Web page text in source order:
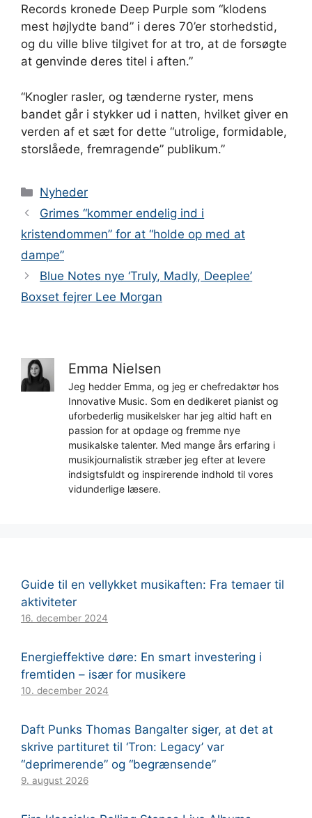
Records kronede Deep Purple som “klodens
mest højlydte band” i deres 70’er storhedstid,
og du ville blive tilgivet for at tro, at de forsøgte
at genvinde deres titel i aften.”
“Knogler rasler, og tænderne ryster, mens
bandet går i stykker ud i natten, hvilket giver en
verden af ​​et sæt for dette “utrolige, formidable,
storslåede, fremragende” publikum.”
Kategorier
Nyheder
Grimes “kommer endelig ind i
kristendommen” for at “holde op med at
dampe”
Blue Notes nye ‘Truly, Madly, Deeplee’
Boxset fejrer Lee Morgan
Emma Nielsen
Jeg hedder Emma, og jeg er chefredaktør hos
Innovative Music. Som en dedikeret pianist og
uforbederlig musikelsker har jeg altid haft en
passion for at opdage og fremme nye
musikalske talenter. Med mange års erfaring i
musikjournalistik stræber jeg efter at levere
indsigtsfuldt og inspirerende indhold til vores
vidunderlige læsere.
Guide til en vellykket musikaften: Fra temaer til
aktiviteter
16. december 2024
Energieffektive døre: En smart investering i
fremtiden – især for musikere
10. december 2024
Daft Punks Thomas Bangalter siger, at det at
skrive partituret til ‘Tron: Legacy’ var
“deprimerende” og “begrænsende”
9. august 2026